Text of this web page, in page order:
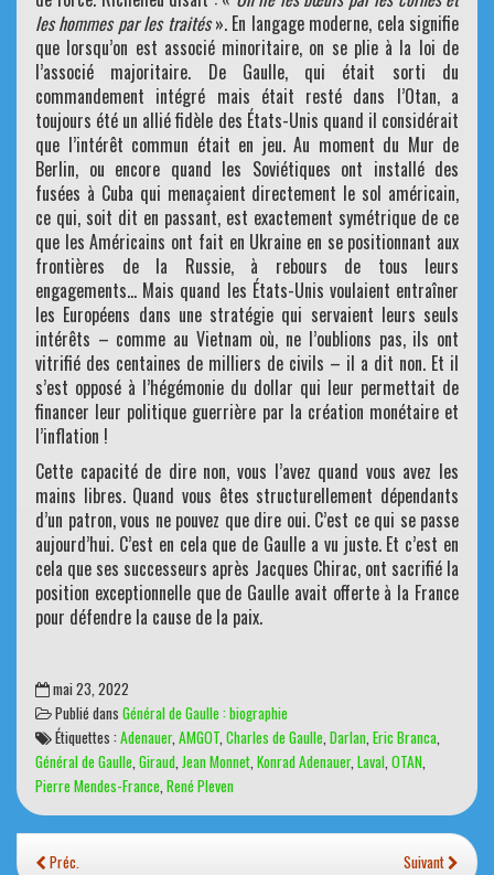
les hommes par les traités». En langage moderne, cela signifie
que lorsqu’on est associé minoritaire, on se plie à la loi de
l’associé majoritaire. De Gaulle, qui était sorti du
commandement intégré mais était resté dans l’Otan, a
toujours été un allié fidèle des États-Unis quand il considérait
que l’intérêt commun était en jeu. Au moment du Mur de
Berlin, ou encore quand les Soviétiques ont installé des
fusées à Cuba qui menaçaient directement le sol américain,
ce qui, soit dit en passant, est exactement symétrique de ce
que les Américains ont fait en Ukraine en se positionnant aux
frontières de la Russie, à rebours de tous leurs
engagements… Mais quand les États-Unis voulaient entraîner
les Européens dans une stratégie qui servaient leurs seuls
intérêts – comme au Vietnam où, ne l’oublions pas, ils ont
vitrifié des centaines de milliers de civils – il a dit non. Et il
s’est opposé à l’hégémonie du dollar qui leur permettait de
financer leur politique guerrière par la création monétaire et
l’inflation !
Cette capacité de dire non, vous l’avez quand vous avez les
mains libres. Quand vous êtes structurellement dépendants
d’un patron, vous ne pouvez que dire oui. C’est ce qui se passe
aujourd’hui. C’est en cela que de Gaulle a vu juste. Et c’est en
cela que ses successeurs après Jacques Chirac, ont sacrifié la
position exceptionnelle que de Gaulle avait offerte à la France
pour défendre la cause de la paix.
mai 23, 2022
Publié dans Général de Gaulle : biographie
Étiquettes :Adenauer,AMGOT,Charles de Gaulle,Darlan,Eric Branca,
Général de Gaulle,Giraud,Jean Monnet,Konrad Adenauer,Laval,OTAN,
Pierre Mendes-France,René Pleven
Préc. Suivant